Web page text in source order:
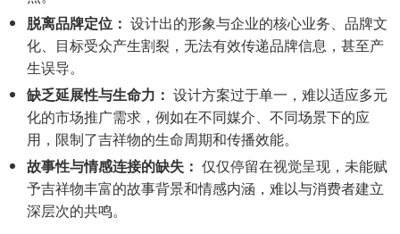
脱离品牌定位： 设计出的形象与企业的核心业务、品牌文
化、目标受众产生割裂，无法有效传递品牌信息，甚至产
生误导。
缺乏延展性与生命力： 设计方案过于单一，难以适应多元
化的市场推广需求，例如在不同媒介、不同场景下的应
用，限制了吉祥物的生命周期和传播效能。
故事性与情感连接的缺失： 仅仅停留在视觉呈现，未能赋
予吉祥物丰富的故事背景和情感内涵，难以与消费者建立
深层次的共鸣。